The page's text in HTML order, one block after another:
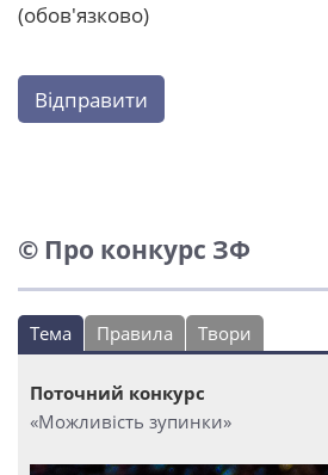
(обов'язково)
Відправити
© Про конкурс ЗФ
Тема Правила Твори
Поточний конкурс
«Можливість зупинки»